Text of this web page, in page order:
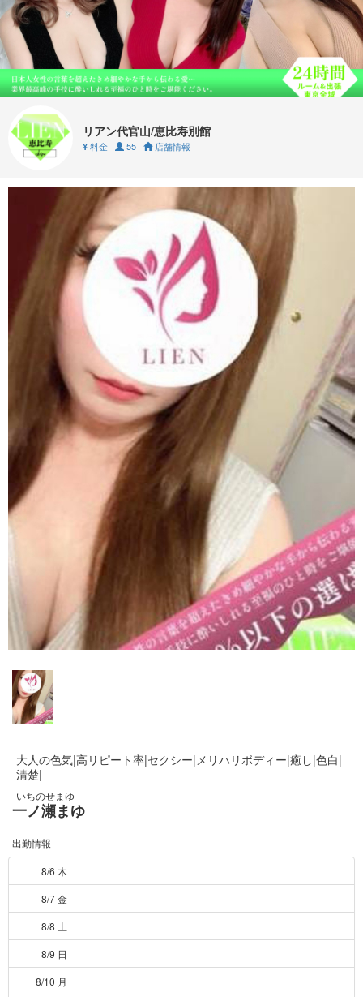
リアン代官山/恵比寿別館
¥ 料金 55 店舗情報
大人の色気|高リピート率|セクシー|メリハリボディー|癒し|色白|
清楚|
いちのせまゆ
一ノ瀬まゆ
出勤情報
8/6 木
8/7 金
8/8 土
8/9 日
8/10 月